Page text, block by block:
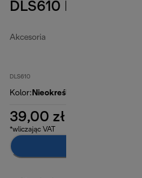
DLS610 EPA Air filter
Akcesoria
DLS610
Kolor: Nieokreślone
39,00 zł
*wliczając VAT